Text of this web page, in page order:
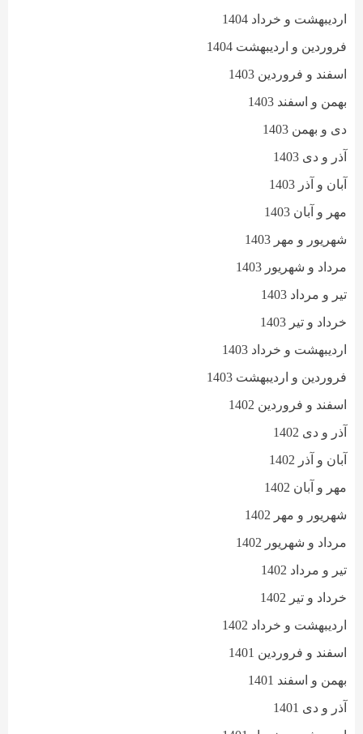
اردیبهشت و خرداد 1404
فروردین و اردیبهشت 1404
اسفند و فروردین 1403
بهمن و اسفند 1403
دی و بهمن 1403
آذر و دی 1403
آبان و آذر 1403
مهر و آبان 1403
شهریور و مهر 1403
مرداد و شهریور 1403
تیر و مرداد 1403
خرداد و تیر 1403
اردیبهشت و خرداد 1403
فروردین و اردیبهشت 1403
اسفند و فروردین 1402
آذر و دی 1402
آبان و آذر 1402
مهر و آبان 1402
شهریور و مهر 1402
مرداد و شهریور 1402
تیر و مرداد 1402
خرداد و تیر 1402
اردیبهشت و خرداد 1402
اسفند و فروردین 1401
بهمن و اسفند 1401
آذر و دی 1401